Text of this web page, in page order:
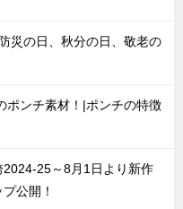
災の日、秋分の日、敬老の
ポンチ素材！|ポンチの特徴
25～8月1日より新作
公開！